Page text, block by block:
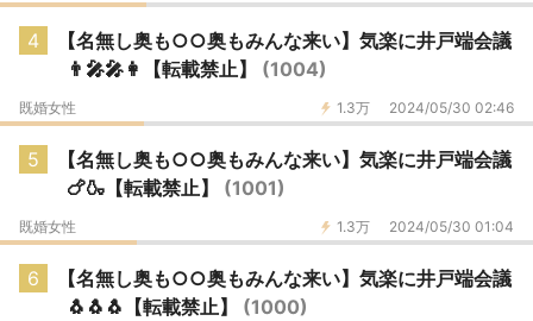
4
【名無し奥も○○奥もみんな来い】気楽に井戸端会議
👨🎤🎤👩【転載禁止】 (1004)
1.3万 2024/05/30 02:46
既婚女性
5
【名無し奥も○○奥もみんな来い】気楽に井戸端会議
🍗🍶【転載禁止】 (1001)
1.3万 2024/05/30 01:04
既婚女性
6
【名無し奥も○○奥もみんな来い】気楽に井戸端会議
🐧🐧🐧【転載禁止】 (1000)